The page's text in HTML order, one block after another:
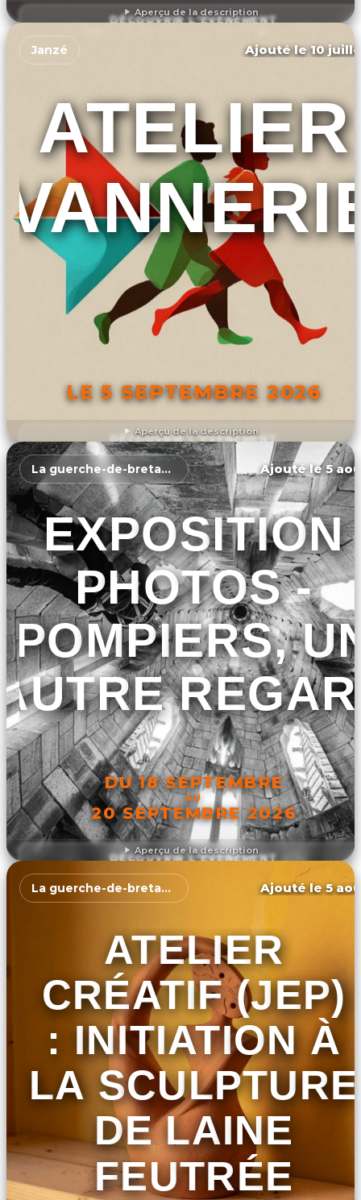
Aperçu de la description
DÉCOUVRIR L'ÉVÉNEMENT
Aperçu de la description
Janzé Ajouté le 10
ATELIER
LE 5 SEPTEMBRE 2026
DÉCOUVRIR L'ÉVÉNEMENT
Aperçu de la description
La guerche-de-bretagne Ajouté le 5
EXPOSITION
PHOTOS -
POMPIERS,
DU 18 SEPTEMBRE
AU
20 SEPTEMBRE 2026
DÉCOUVRIR L'ÉVÉNEMENT
La guerche-de-bretagne Ajouté le 5
ATELIER
CRÉATIF (JEP)
: INITIATION À
LA SCULPTURE
DE LAINE
FEUTRÉE